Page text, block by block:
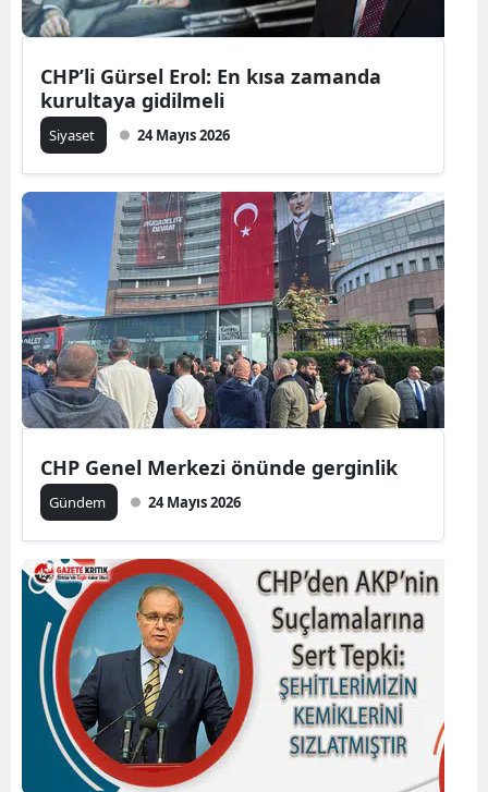
CHP’li Gürsel Erol: En kısa zamanda
kurultaya gidilmeli
Siyaset 24 Mayıs 2026
CHP Genel Merkezi önünde gerginlik
Gündem 24 Mayıs 2026